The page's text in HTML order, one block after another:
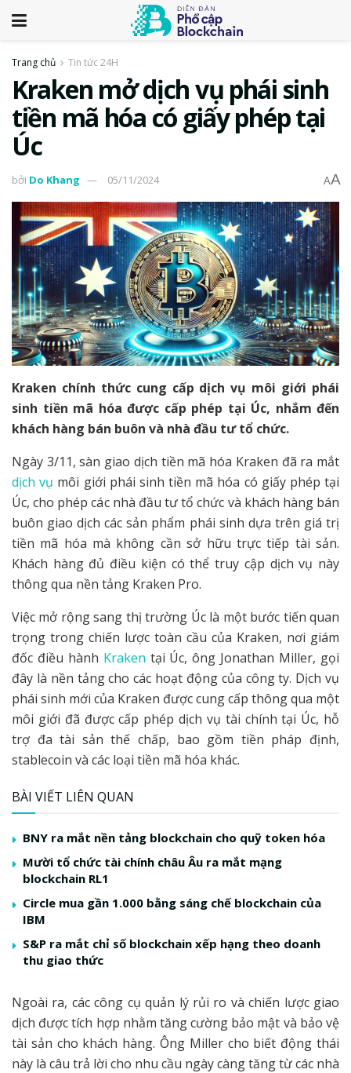
Trang chủ Tin tức 24H
Kraken mở dịch vụ phái sinh
tiền mã hóa có giấy phép tại
Úc
bởi Do Khang 05/11/2024 AA
Kraken chính thức cung cấp dịch vụ môi giới phái
sinh tiền mã hóa được cấp phép tại Úc, nhắm đến
khách hàng bán buôn và nhà đầu tư tổ chức.
Ngày 3/11, sàn giao dịch tiền mã hóa Kraken đã ra mắt
dịch vụ môi giới phái sinh tiền mã hóa có giấy phép tại
Úc, cho phép các nhà đầu tư tổ chức và khách hàng bán
buôn giao dịch các sản phẩm phái sinh dựa trên giá trị
tiền mã hóa mà không cần sở hữu trực tiếp tài sản.
Khách hàng đủ điều kiện có thể truy cập dịch vụ này
thông qua nền tảng Kraken Pro.
Việc mở rộng sang thị trường Úc là một bước tiến quan
trọng trong chiến lược toàn cầu của Kraken, nơi giám
đốc điều hành Kraken tại Úc, ông Jonathan Miller, gọi
đây là nền tảng cho các hoạt động của công ty. Dịch vụ
phái sinh mới của Kraken được cung cấp thông qua một
môi giới đã được cấp phép dịch vụ tài chính tại Úc, hỗ
trợ đa tài sản thế chấp, bao gồm tiền pháp định,
stablecoin và các loại tiền mã hóa khác.
BÀI VIẾT LIÊN QUAN
BNY ra mắt nền tảng blockchain cho quỹ token hóa
Mười tổ chức tài chính châu Âu ra mắt mạng
blockchain RL1
Circle mua gần 1.000 bằng sáng chế blockchain của
IBM
S&P ra mắt chỉ số blockchain xếp hạng theo doanh
thu giao thức
Ngoài ra, các công cụ quản lý rủi ro và chiến lược giao
dịch được tích hợp nhằm tăng cường bảo mật và bảo vệ
tài sản cho khách hàng. Ông Miller cho biết động thái
này là câu trả lời cho nhu cầu ngày càng tăng từ các nhà